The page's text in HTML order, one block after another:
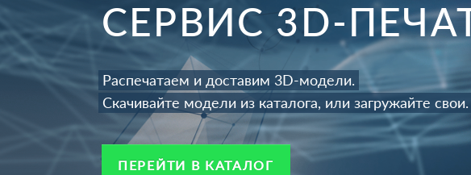
СЕРВИС 3D-
Распечатаем и доставим 3D-модели.
Скачивайте модели из каталога, или загружайте свои.
ПЕРЕЙТИ В КАТАЛОГ